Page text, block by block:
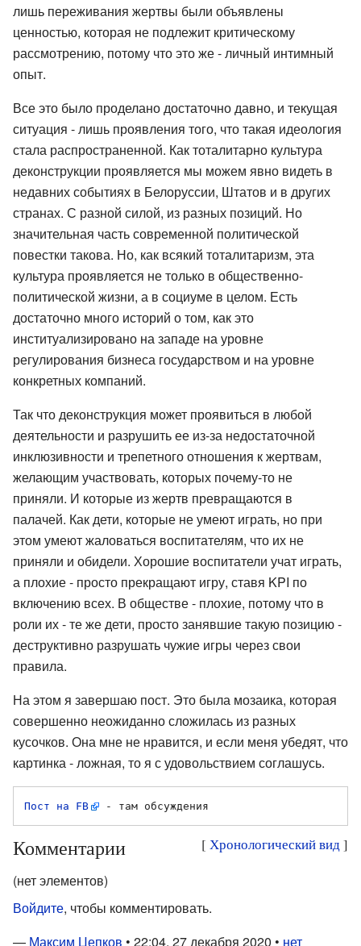
лишь переживания жертвы были объявлены
ценностью, которая не подлежит критическому
рассмотрению, потому что это же - личный интимный
опыт.
Все это было проделано достаточно давно, и текущая
ситуация - лишь проявления того, что такая идеология
стала распространенной. Как тоталитарно культура
деконструкции проявляется мы можем явно видеть в
недавних событиях в Белоруссии, Штатов и в других
странах. С разной силой, из разных позиций. Но
значительная часть современной политической
повестки такова. Но, как всякий тоталитаризм, эта
культура проявляется не только в общественно-
политической жизни, а в социуме в целом. Есть
достаточно много историй о том, как это
институализировано на западе на уровне
регулирования бизнеса государством и на уровне
конкретных компаний.
Так что деконструкция может проявиться в любой
деятельности и разрушить ее из-за недостаточной
инклюзивности и трепетного отношения к жертвам,
желающим участвовать, которых почему-то не
приняли. И которые из жертв превращаются в
палачей. Как дети, которые не умеют играть, но при
этом умеют жаловаться воспитателям, что их не
приняли и обидели. Хорошие воспитатели учат играть,
а плохие - просто прекращают игру, ставя KPI по
включению всех. В обществе - плохие, потому что в
роли их - те же дети, просто занявшие такую позицию -
деструктивно разрушать чужие игры через свои
правила.
На этом я завершаю пост. Это была мозаика, которая
совершенно неожиданно сложилась из разных
кусочков. Она мне не нравится, и если меня убедят, что
картинка - ложная, то я с удовольствием соглашусь.
Пост на FB
[ Хронологический вид]
Комментарии
(нет элементов)
Войдите, чтобы комментировать.
— Максим Цепков • 22:04, 27 декабря 2020 • нет